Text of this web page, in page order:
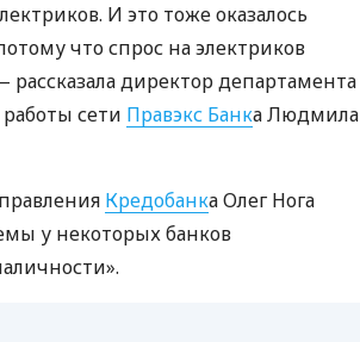
И это тоже оказалось
что спрос на электриков
директор департамента
сети Правэкс Банка Людмила
Кредобанка Олег Нога
у некоторых банков